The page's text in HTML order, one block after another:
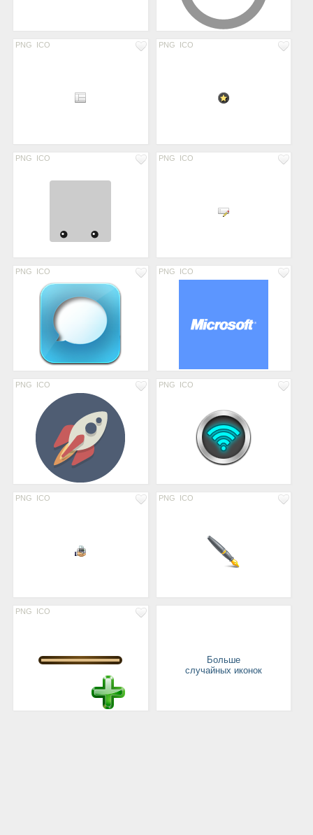
PNG ICO PNG ICO
PNG ICO PNG ICO
PNG ICO PNG ICO
PNG ICO PNG ICO
PNG ICO PNG ICO
PNG ICO
Больше
случайных иконок